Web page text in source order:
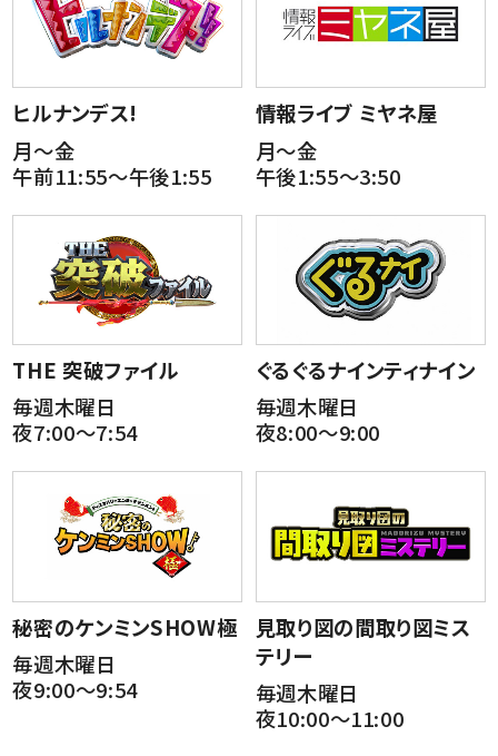
ヒルナンデス!
月～金
午前11:55～午後1:55
情報ライブ ミヤネ屋
月～金
午後1:55～3:50
THE 突破ファイル
毎週木曜日
夜7:00～7:54
ぐるぐるナインティナイン
毎週木曜日
夜8:00～9:00
秘密のケンミンSHOW極
毎週木曜日
夜9:00～9:54
見取り図の間取り図ミス
テリー
毎週木曜日
夜10:00～11:00